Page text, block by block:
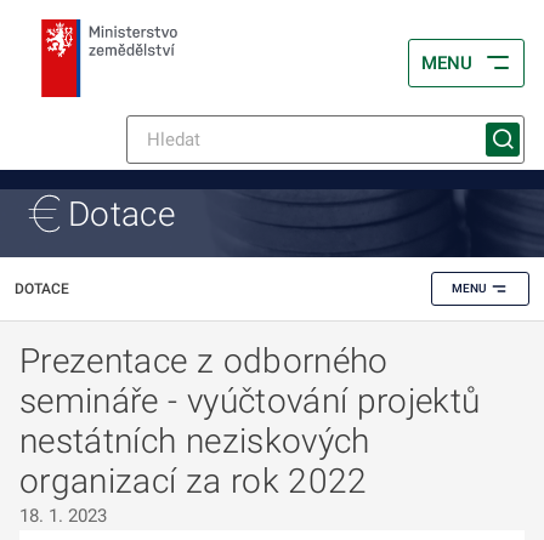
MENU
Dotace
DOTACE MENU
Prezentace z odborného
semináře - vyúčtování projektů
nestátních neziskových
organizací za rok 2022
18. 1. 2023